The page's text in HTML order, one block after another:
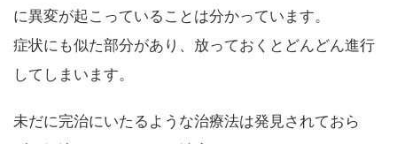
に異変が起こっていることは分かっています。
症状にも似た部分があり、放っておくとどんどん進行
してしまいます。
未だに完治にいたるような治療法は発見されておら